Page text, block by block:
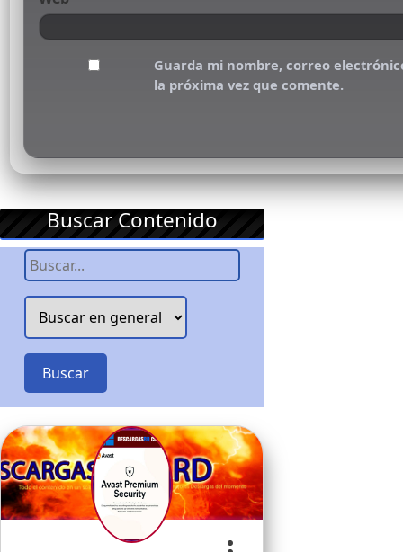
Guarda mi nombre, correo
la próxima vez que comente.
Buscar Contenido
Buscar